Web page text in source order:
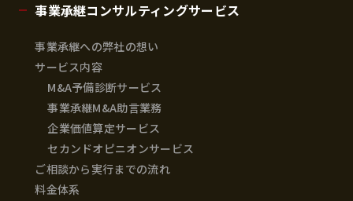
事業承継コンサルティングサービス
事業承継への弊社の想い
サービス内容
M&A予備診断サービス
事業承継M&A助言業務
企業価値算定サービス
セカンドオピニオンサービス
ご相談から実行までの流れ
料金体系